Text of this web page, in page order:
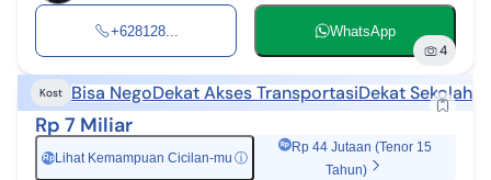
+628128... WhatsApp
4
Kost Bisa NegoDekat Akses TransportasiDekat Sekolah
Rp 7 Miliar
Rp Lihat Kemampuan Cicilan-mu ⓘ
Rp 44 Jutaan (Tenor 15
Tahun)